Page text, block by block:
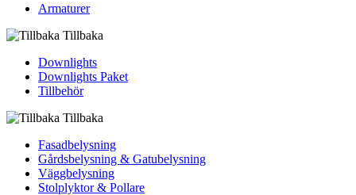
Armaturer
Tillbaka
Downlights
Downlights Paket
Tillbehör
Tillbaka
Fasadbelysning
Gårdsbelysning & Gatubelysning
Väggbelysning
Stolplyktor & Pollare